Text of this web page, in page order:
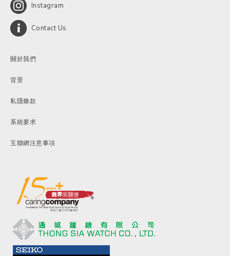
Instagram
Contact Us
關於我們
背景
私隱條款
系統要求
互聯網注意事項